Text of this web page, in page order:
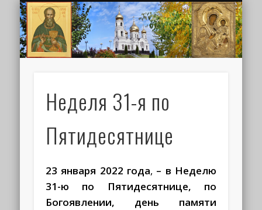
ГЛАВНАЯ
ДУХОВЕНСТВО
КРЕЩЕНИЕ
РАСПИСАНИЕ
МОНАСТЫРЬ
ИОАНН КРОНШТАДТСКИЙ
ТРЕБЫ
ПАЛОМНИКАМ
КОНТАКТЫ
НАПИСАТЬ ПИСЬМО
НОВОСТИ
МЕДИА
Неделя 31-я по
Пятидесятнице
23 января 2022 года, – в Неделю
31-ю по Пятидесятнице, по
Богоявлении, день памяти